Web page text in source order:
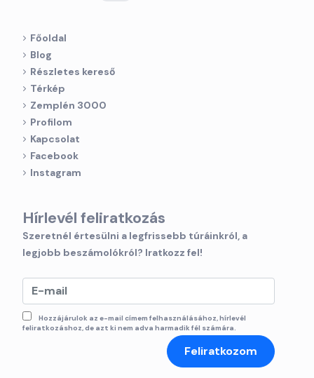
Főoldal
Blog
Részletes kereső
Térkép
Zemplén 3000
Profilom
Kapcsolat
Facebook
Instagram
Hírlevél feliratkozás
Szeretnél értesülni a legfrissebb túráinkról, a
legjobb beszámolókról? Iratkozz fel!
Hozzájárulok az e-mail címem felhasználásához, hírlevél
feliratkozáshoz, de azt ki nem adva harmadik fél számára.
Feliratkozom